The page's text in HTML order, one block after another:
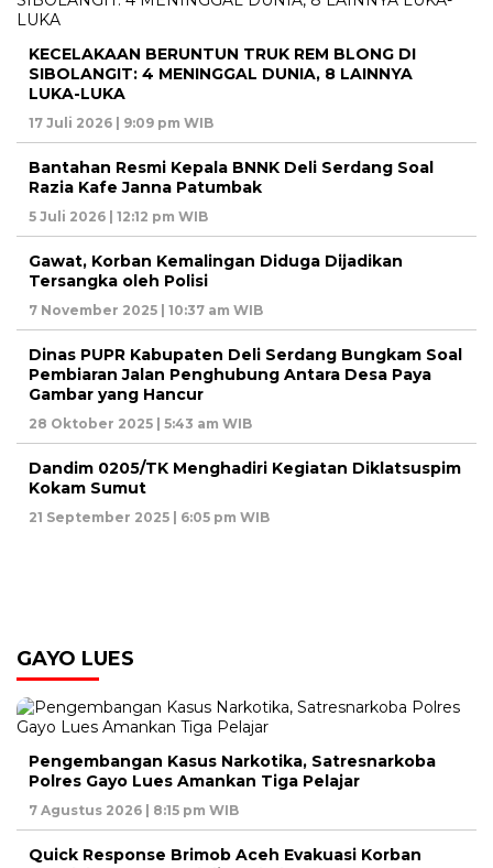
KECELAKAAN BERUNTUN TRUK REM BLONG DI
SIBOLANGIT: 4 MENINGGAL DUNIA, 8 LAINNYA
LUKA-LUKA
17 Juli 2026 | 9:09 pm WIB
Bantahan Resmi Kepala BNNK Deli Serdang Soal
Razia Kafe Janna Patumbak
5 Juli 2026 | 12:12 pm WIB
Gawat, Korban Kemalingan Diduga Dijadikan
Tersangka oleh Polisi
7 November 2025 | 10:37 am WIB
Dinas PUPR Kabupaten Deli Serdang Bungkam Soal
Pembiaran Jalan Penghubung Antara Desa Paya
Gambar yang Hancur
28 Oktober 2025 | 5:43 am WIB
Dandim 0205/TK Menghadiri Kegiatan Diklatsuspim
Kokam Sumut
21 September 2025 | 6:05 pm WIB
GAYO LUES
Pengembangan Kasus Narkotika, Satresnarkoba
Polres Gayo Lues Amankan Tiga Pelajar
7 Agustus 2026 | 8:15 pm WIB
Quick Response Brimob Aceh Evakuasi Korban